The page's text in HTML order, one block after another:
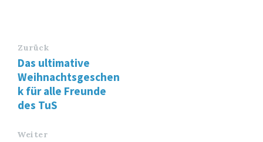
Zurück
Das ultimative
Weihnachtsgeschen
k für alle Freunde
des TuS
Weiter